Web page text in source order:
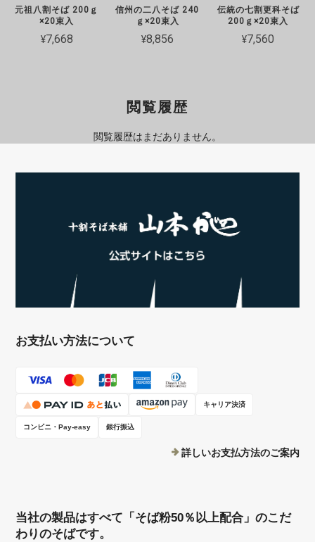
元祖八割そば 200ｇ
×20束入
¥7,668
信州の二八そば 240
ｇ×20束入
¥8,856
伝統の七割更科そば
200ｇ×20束入
¥7,560
閲覧履歴
閲覧履歴はまだありません。
お支払い方法について
キャリア決済
コンビニ・Pay-easy 銀行振込
詳しいお支払方法のご案内
当社の製品はすべて「そば粉50％以上配合」のこだ
わりのそばです。